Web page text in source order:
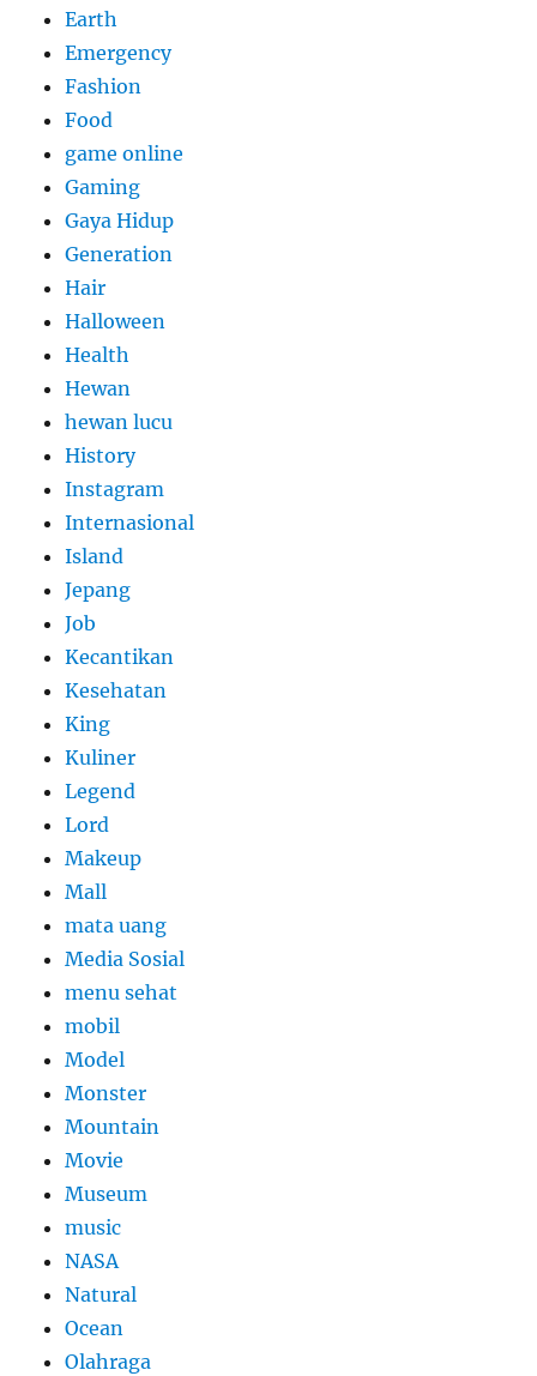
Earth
Emergency
Fashion
Food
game online
Gaming
Gaya Hidup
Generation
Hair
Halloween
Health
Hewan
hewan lucu
History
Instagram
Internasional
Island
Jepang
Job
Kecantikan
Kesehatan
King
Kuliner
Legend
Lord
Makeup
Mall
mata uang
Media Sosial
menu sehat
mobil
Model
Monster
Mountain
Movie
Museum
music
NASA
Natural
Ocean
Olahraga